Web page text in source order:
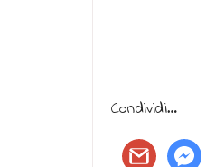
Condividi…